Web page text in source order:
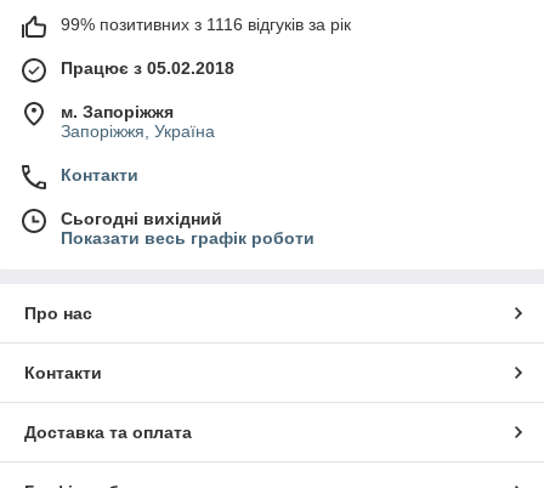
99% позитивних з 1116 відгуків за рік
Працює з 05.02.2018
м. Запоріжжя
Запоріжжя, Україна
Контакти
Сьогодні вихідний
Показати весь графік роботи
Про нас
Контакти
Доставка та оплата